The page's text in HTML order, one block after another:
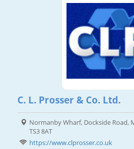
C. L. Prosser & Co. Ltd.
Normanby Wharf, Dockside Road,
TS3 8AT
https://www.clprosser.co.uk